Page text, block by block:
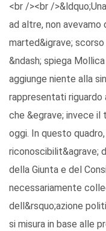
<br /><br /
ad altre, non
marted&igrave;
&ndash; spiega
aggiunge niente alla
rappresentati
che &egrave; invece
oggi. In questo
riconoscibilit&agrave;
della Giunta e del
necessariamente
dell&rsquo;azione
si misura in base alle